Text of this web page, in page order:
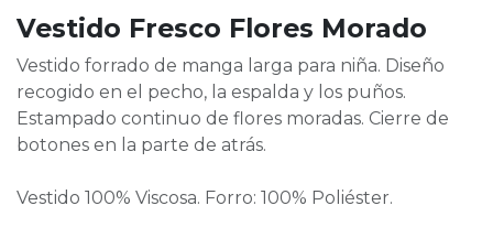
Vestido Fresco Flores Morado
Vestido forrado de manga larga para niña. Diseño
recogido en el pecho, la espalda y los puños.
Estampado continuo de flores moradas. Cierre de
botones en la parte de atrás.
Vestido 100% Viscosa. Forro: 100% Poliéster.